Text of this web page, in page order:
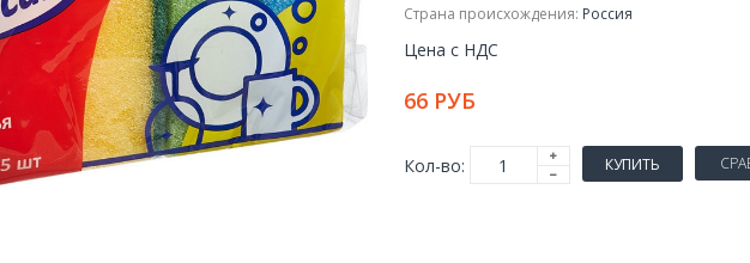
Страна происхождения: Россия
Цена с НДС
66 РУБ
Кол-во: КУПИТЬ